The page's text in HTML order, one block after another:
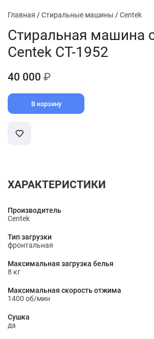
Главная /Стиральные машины /Centek
Стиральная машина
Centek CT-1952
40 000 ₽
В корзину
ХАРАКТЕРИСТИКИ
Производитель
Centek
Тип загрузки
фронтальная
Максимальная загрузка белья
8 кг
Максимальная скорость отжима
1400 об/мин
Сушка
да